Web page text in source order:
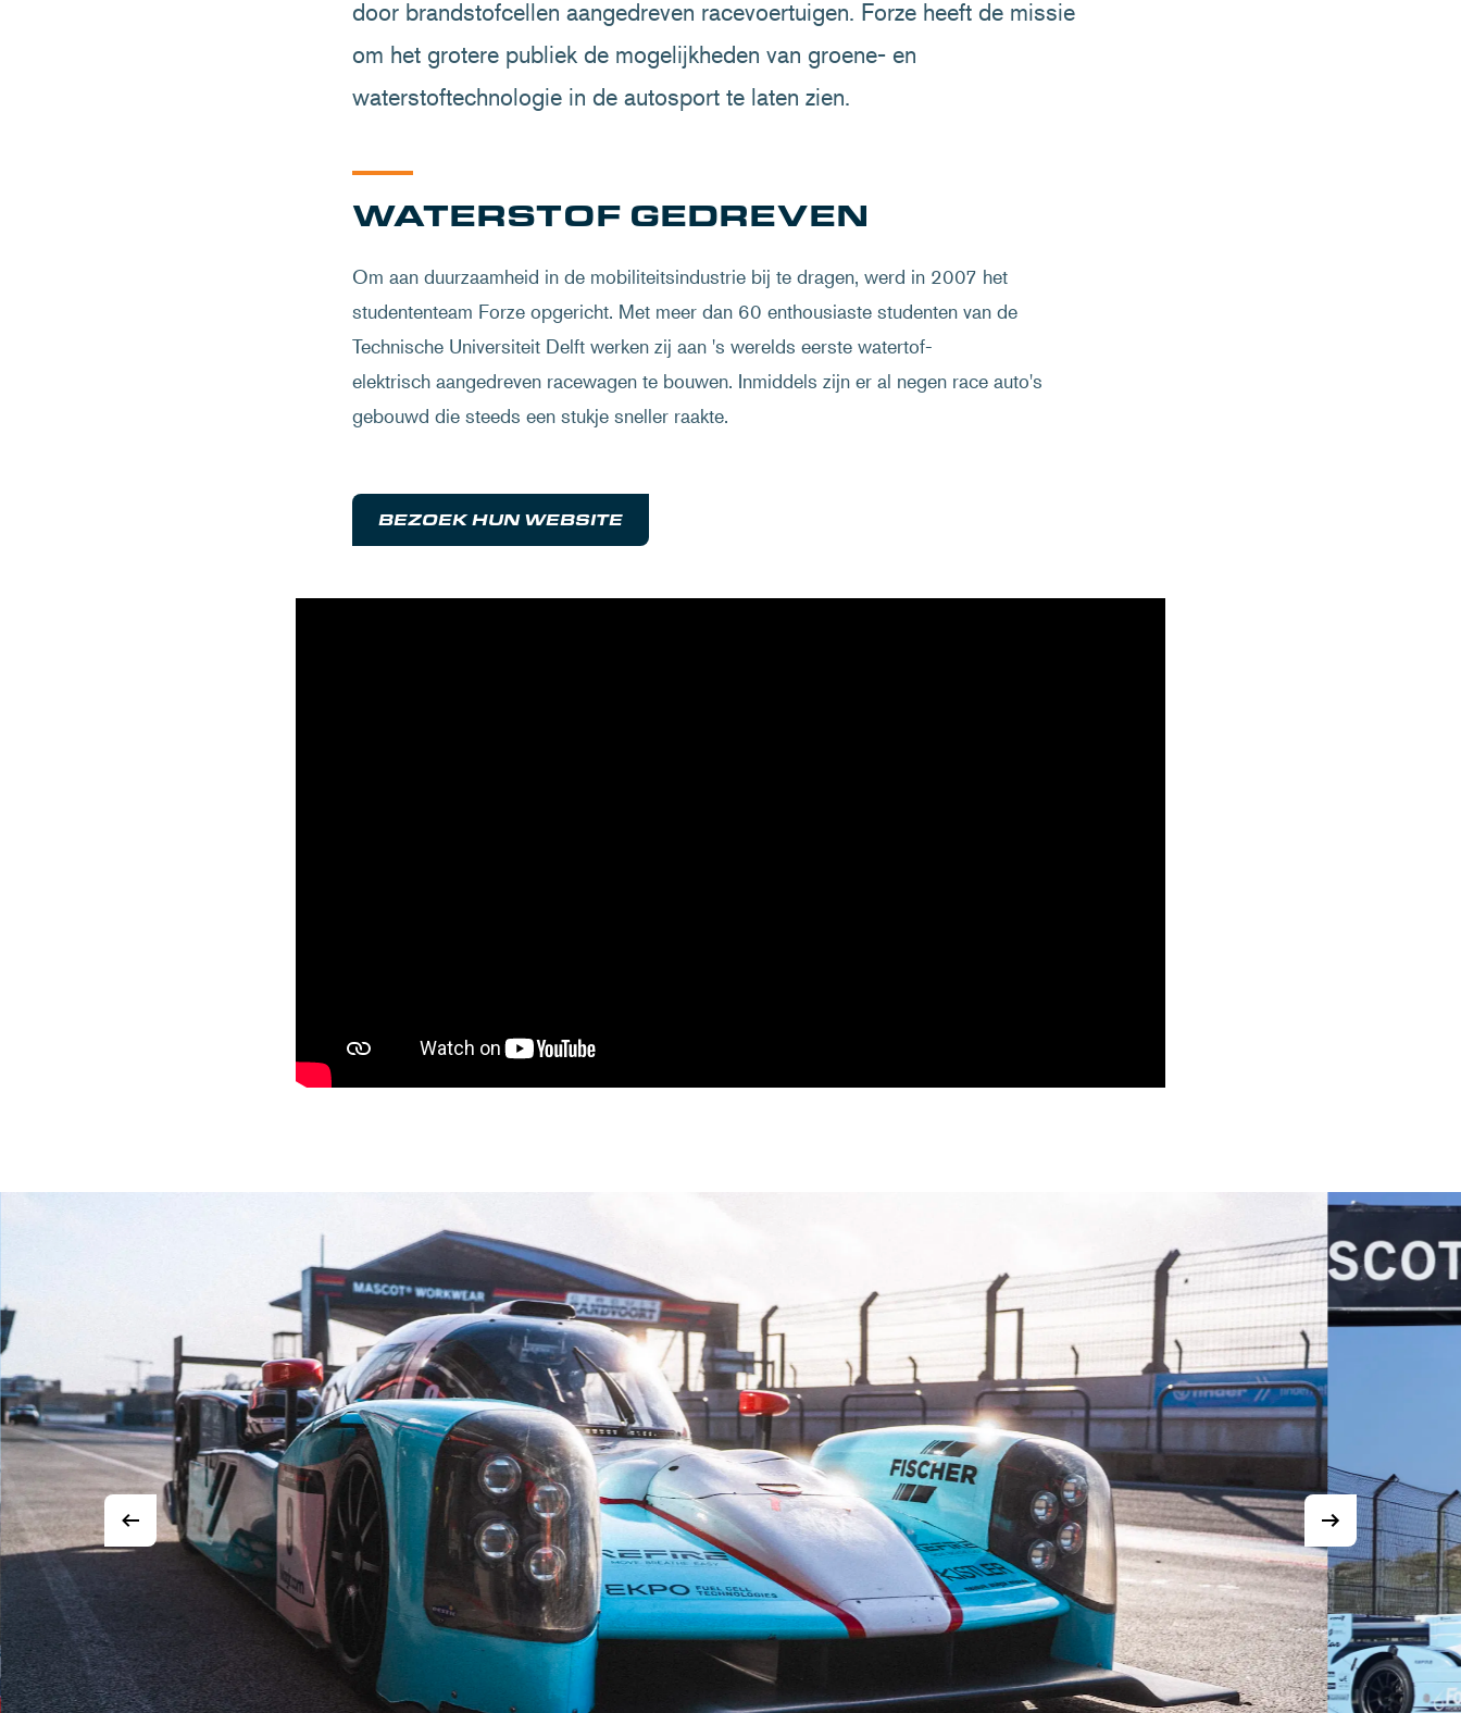
door brandstofcellen aangedreven racevoertuigen. Forze heeft de missie
om het grotere publiek de mogelijkheden van groene- en
waterstoftechnologie in de autosport te laten zien.
WATERSTOF GEDREVEN
Om aan duurzaamheid in de mobiliteitsindustrie bij te dragen, werd in 2007 het
studententeam Forze opgericht. Met meer dan 60 enthousiaste studenten van de
Technische Universiteit Delft werken zij aan 's werelds eerste watertof-
elektrisch aangedreven racewagen te bouwen. Inmiddels zijn er al negen race auto's
gebouwd die steeds een stukje sneller raakte.
BEZOEK HUN WEBSITE